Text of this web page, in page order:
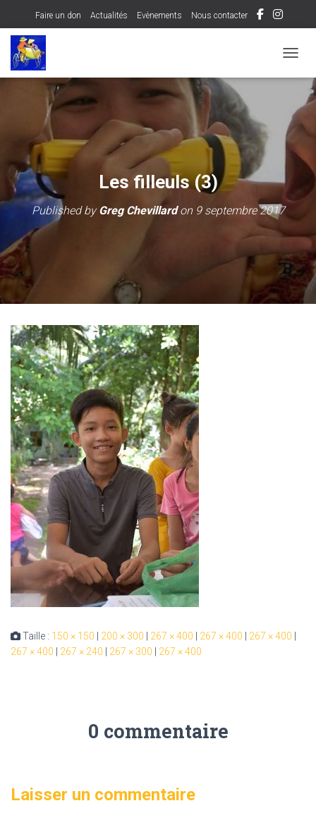
Faire un don Actualités Evènements Nous contacter
Les filleuls (3)
Published byGreg Chevillardon 9 septembre 2017
Taille : 150 × 150 200 × 300 267 × 400 267 × 400 267 × 400
267 × 400
267 × 240 267 × 300 267 × 400
0 commentaire
Laisser un commentaire